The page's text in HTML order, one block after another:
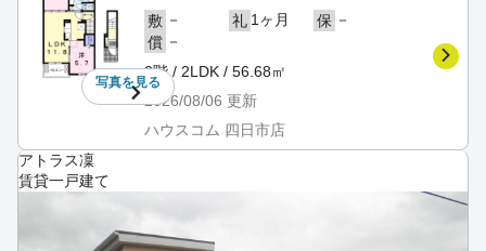
写真を見る
敷 － 礼 1ヶ月 保 －
償 －
2階 / 2LDK / 56.68㎡
2026/08/06 更新
ハウスコム 四日市店
アトラス凜
賃貸一戸建て